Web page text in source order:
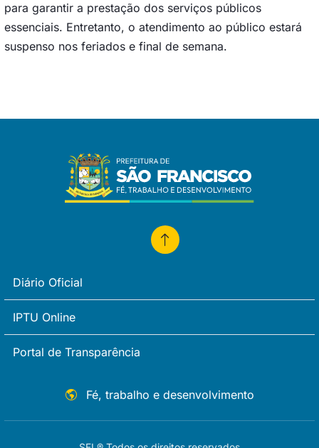
para garantir a prestação dos serviços públicos
essenciais. Entretanto, o atendimento ao público estará
suspenso nos feriados e final de semana.
Diário Oficial
IPTU Online
Portal de Transparência
Fé, trabalho e desenvolvimento